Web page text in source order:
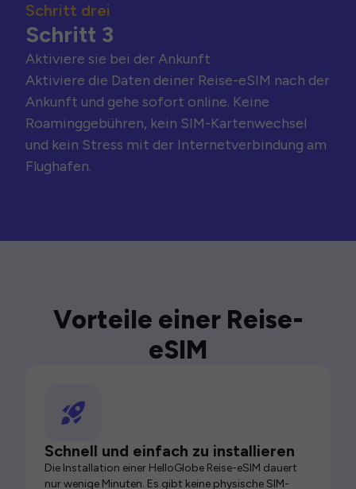
Schritt drei
Schritt 3
Aktiviere sie bei der Ankunft
Aktiviere die Daten deiner Reise-eSIM nach der
Ankunft und gehe sofort online. Keine
Roaminggebühren, kein SIM-Kartenwechsel
und kein Stress mit der Internetverbindung am
Flughafen.
Vorteile einer Reise-
eSIM
Schnell und einfach zu installieren
Die Installation einer HelloGlobe Reise-eSIM dauert
nur wenige Minuten. Es gibt keine physische SIM-